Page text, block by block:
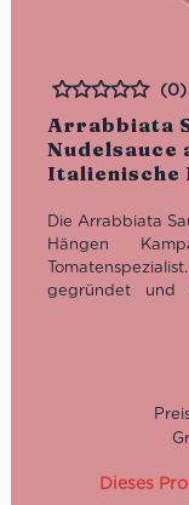
Arrabbiata
Nudelsauce
Italienische
Bewertet
(0)
Die Arrabbiata
Hängen
gegründet und
authentischen
dieser
Anbaugebieten
auch von den
Dieses